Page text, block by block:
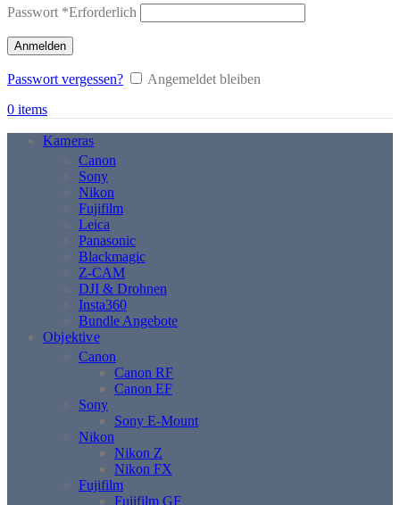
Passwort *Erforderlich
Anmelden
Passwort vergessen?
Angemeldet bleiben
0 items
Kameras
Canon
Sony
Nikon
Fujifilm
Leica
Panasonic
Blackmagic
Z-CAM
DJI & Drohnen
Insta360
Bundle Angebote
Objektive
Canon
Canon RF
Canon EF
Sony
Sony E-Mount
Nikon
Nikon Z
Nikon FX
Fujifilm
Fujifilm GF